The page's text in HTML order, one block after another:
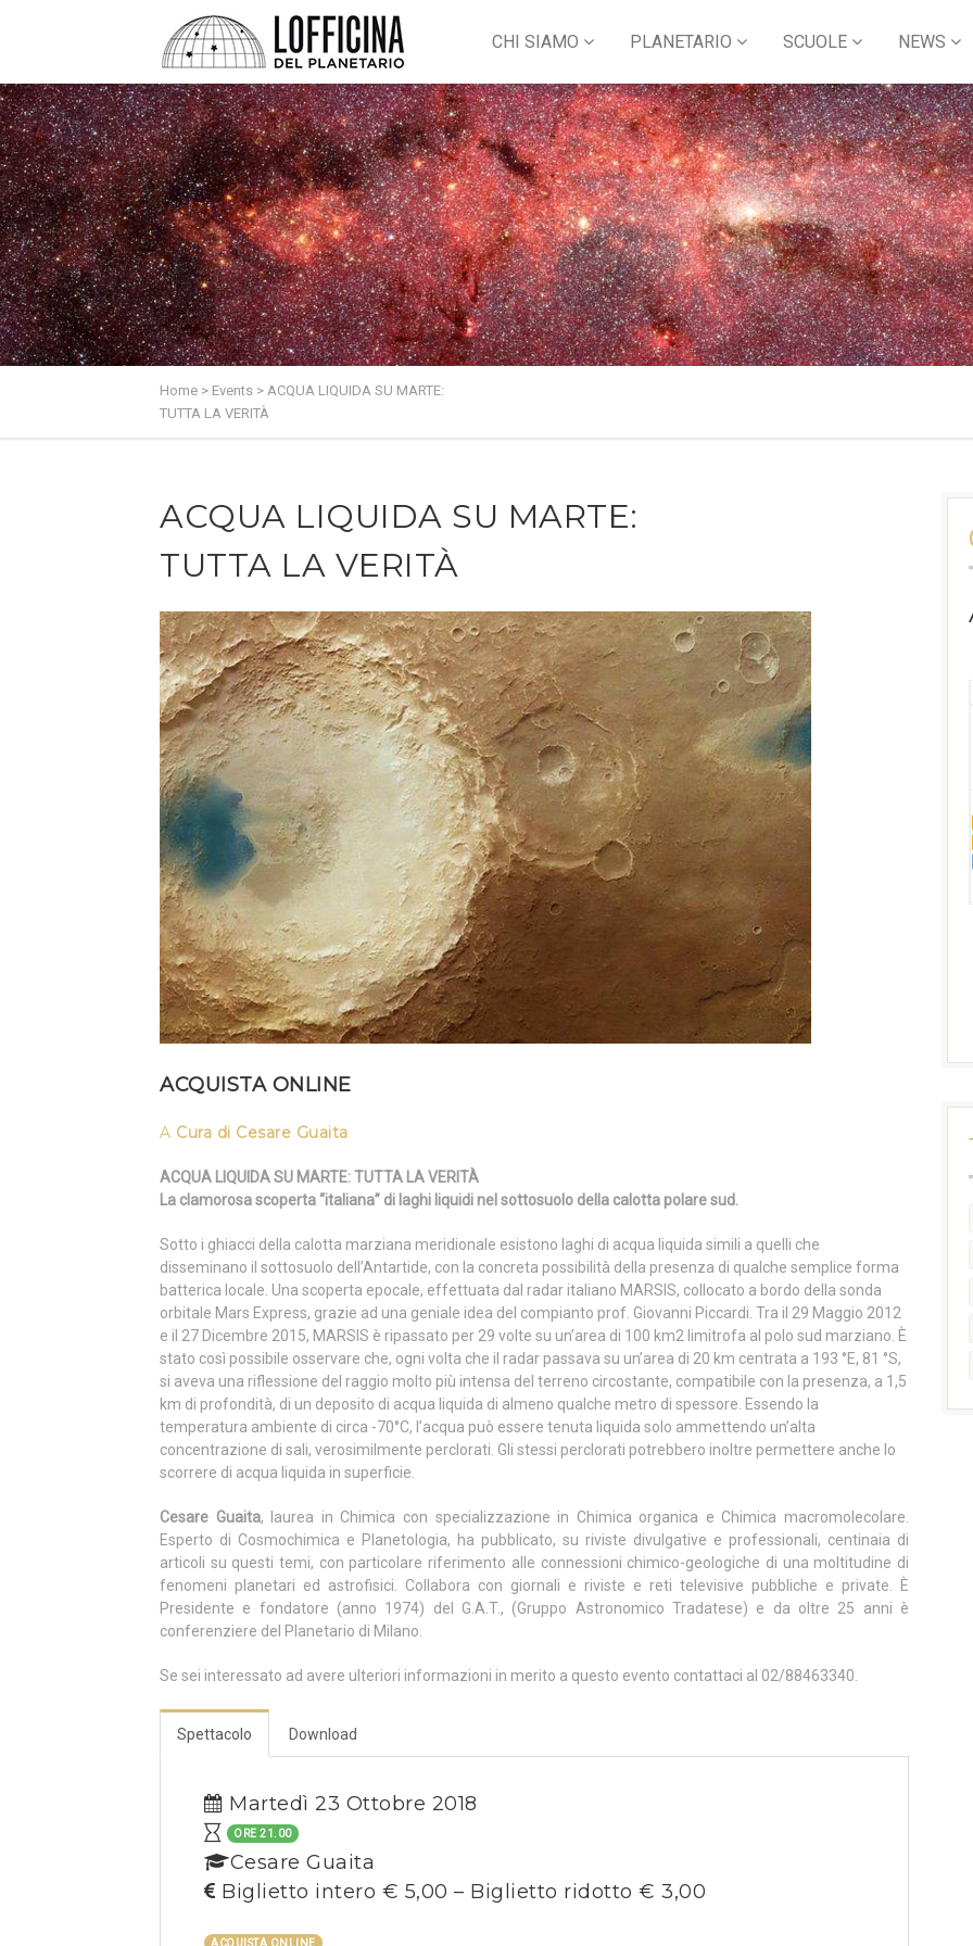
CHI SIAMO PLANETARIO SCUOLE NEWS
Home > Events > ACQUA LIQUIDA SU MARTE:
TUTTA LA VERITÀ
ACQUA LIQUIDA SU MARTE:
TUTTA LA VERITÀ
ACQUISTA ONLINE
A Cura di Cesare Guaita
ACQUA LIQUIDA SU MARTE: TUTTA LA VERITÀ
La clamorosa scoperta “italiana” di laghi liquidi nel sottosuolo della calotta polare sud.
Sotto i ghiacci della calotta marziana meridionale esistono laghi di acqua liquida simili a quelli che
disseminano il sottosuolo dell’Antartide, con la concreta possibilità della presenza di qualche semplice forma
batterica locale. Una scoperta epocale, effettuata dal radar italiano MARSIS, collocato a bordo della sonda
orbitale Mars Express, grazie ad una geniale idea del compianto prof. Giovanni Piccardi. Tra il 29 Maggio 2012
e il 27 Dicembre 2015, MARSIS è ripassato per 29 volte su un’area di 100 km2 limitrofa al polo sud marziano. È
stato così possibile osservare che, ogni volta che il radar passava su un’area di 20 km centrata a 193 °E, 81 °S,
si aveva una riflessione del raggio molto più intensa del terreno circostante, compatibile con la presenza, a 1,5
km di profondità, di un deposito di acqua liquida di almeno qualche metro di spessore. Essendo la
temperatura ambiente di circa -70°C, l’acqua può essere tenuta liquida solo ammettendo un’alta
concentrazione di sali, verosimilmente perclorati. Gli stessi perclorati potrebbero inoltre permettere anche lo
scorrere di acqua liquida in superficie.
Cesare Guaita, laurea in Chimica con specializzazione in Chimica organica e Chimica macromolecolare.
Esperto di Cosmochimica e Planetologia, ha pubblicato, su riviste divulgative e professionali, centinaia di
articoli su questi temi, con particolare riferimento alle connessioni chimico-geologiche di una moltitudine di
fenomeni planetari ed astrofisici. Collabora con giornali e riviste e reti televisive pubbliche e private. È
Presidente e fondatore (anno 1974) del G.A.T., (Gruppo Astronomico Tradatese) e da oltre 25 anni è
conferenziere del Planetario di Milano.
Se sei interessato ad avere ulteriori informazioni in merito a questo evento contattaci al 02/88463340.
Spettacolo Download
Martedì 23 Ottobre 2018
ORE 21.00
Cesare Guaita
Biglietto intero € 5,00 – Biglietto ridotto € 3,00
ACQUISTA ONLINE